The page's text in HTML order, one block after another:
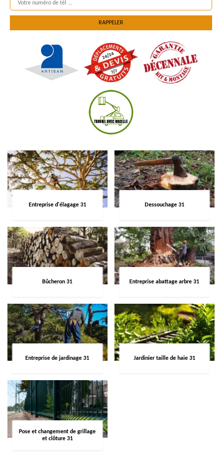
Entreprise d'élagage 31 Dessouchage 31
Bûcheron 31 Entreprise abattage arbre 31
Entreprise de jardinage 31 Jardinier taille de haie 31
Pose et changement de grillage
et clôture 31